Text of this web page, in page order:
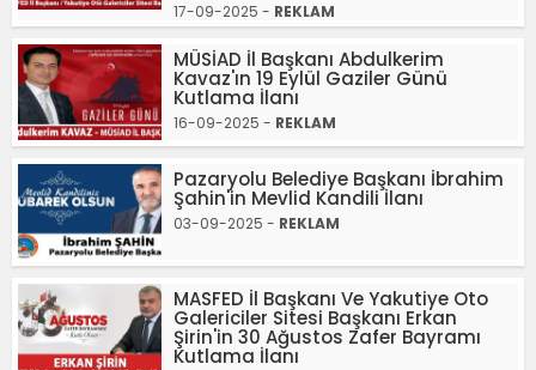
17-09-2025 - REKLAM
MÜSİAD İl Başkanı Abdulkerim
Kavaz'ın 19 Eylül Gaziler Günü
Kutlama İlanı
16-09-2025 - REKLAM
Pazaryolu Belediye Başkanı İbrahim
Şahin'in Mevlid Kandili İlanı
03-09-2025 - REKLAM
MASFED İl Başkanı Ve Yakutiye Oto
Galericiler Sitesi Başkanı Erkan
Şirin'in 30 Ağustos Zafer Bayramı
Kutlama İlanı